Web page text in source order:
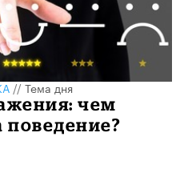
//Тема дня
чем
поведение?